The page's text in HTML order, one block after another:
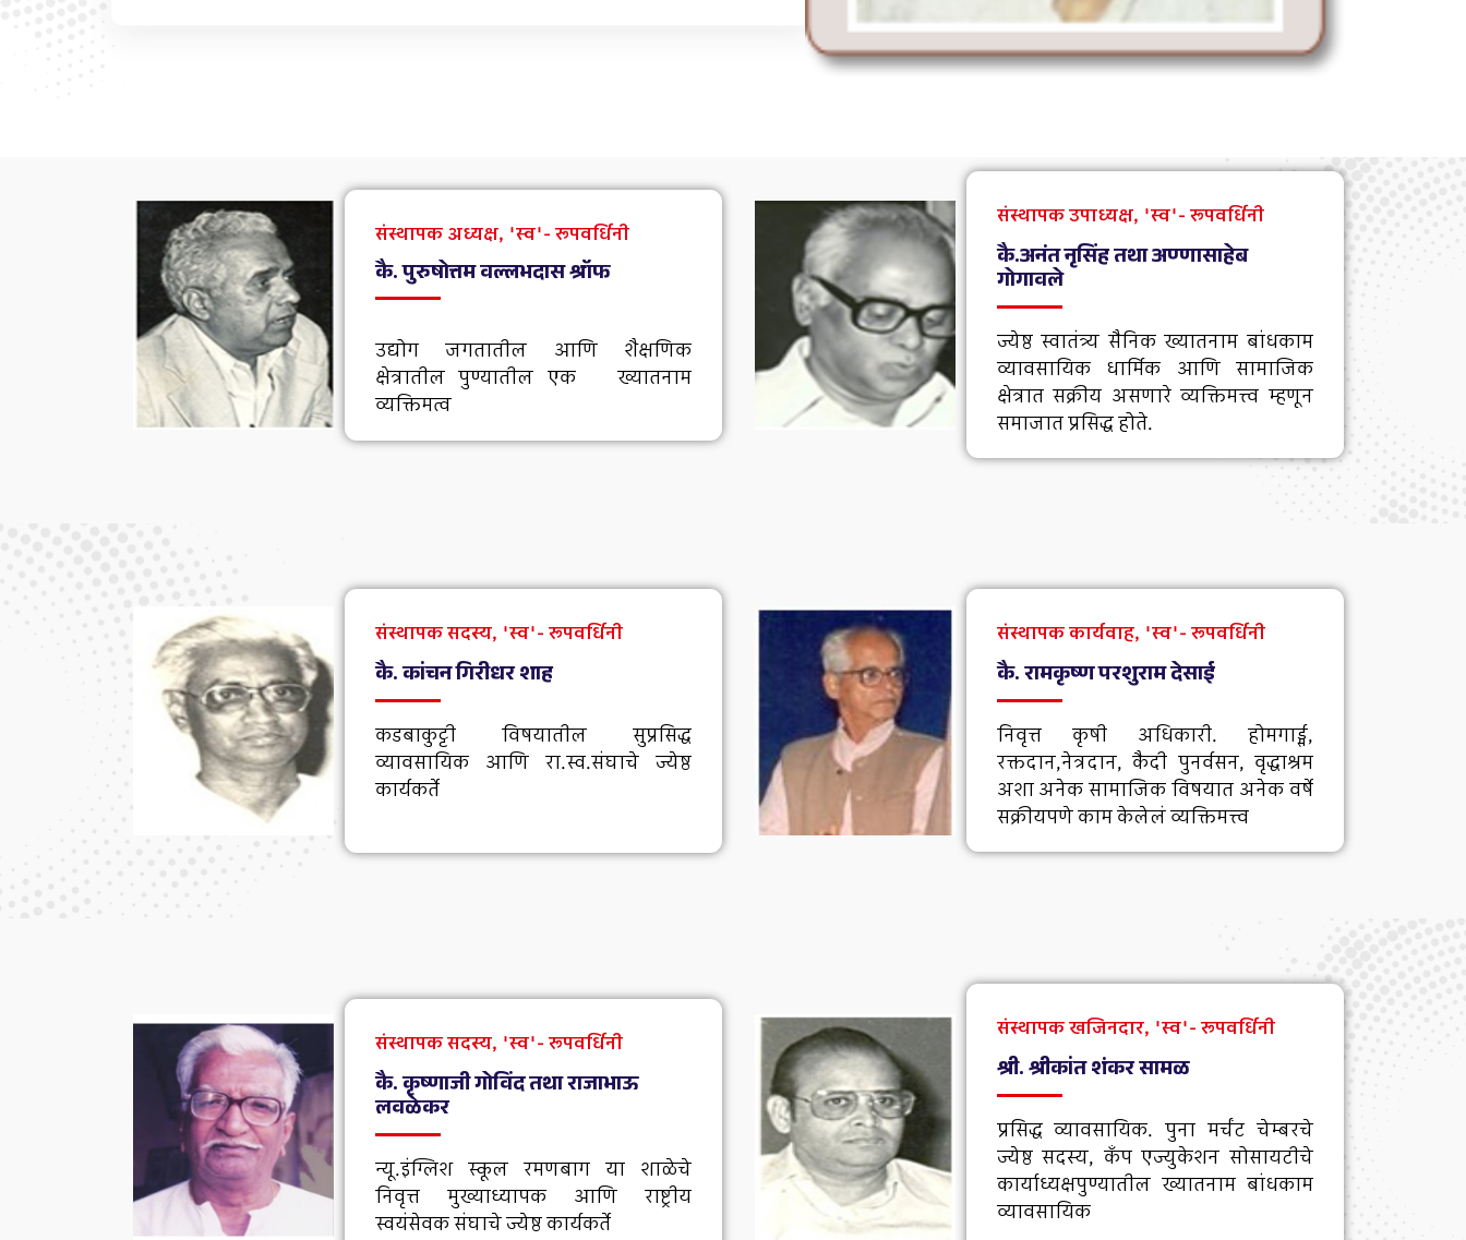
संस्थापक अध्यक्ष, 'स्व'- रूपवर्धिनी
कै. पुरुषोत्तम वल्लभदास श्रॉफ
उद्योग जगतातील आणि शैक्षणिक
क्षेत्रातील पुण्यातील एक ख्यातनाम
व्यक्तिमत्व
संस्थापक उपाध्यक्ष, 'स्व'- रूपवर्धिनी
कै.अनंत नृसिंह तथा ​​अण्णासाहेब
गोगावले
ज्येष्ठ स्वातंत्र्य सैनिक ख्यातनाम बांधकाम
व्यावसायिक धार्मिक आणि सामाजिक
क्षेत्रात सक्रीय असणारे व्यक्तिमत्त्व म्हणून
समाजात प्रसिद्ध होते.
संस्थापक सदस्य, 'स्व'- रूपवर्धिनी
कै. कांचन गिरीधर शाह
कडबाकुट्टी विषयातील सुप्रसिद्ध
व्यावसायिक आणि रा.स्व.संघाचे ज्येष्ठ
कार्यकर्ते
संस्थापक कार्यवाह, 'स्व'- रूपवर्धिनी
कै. रामकृष्ण परशुराम देसाई
निवृत्त कृषी अधिकारी. होमगार्ड्स,
रक्तदान,नेत्रदान, कैदी पुनर्वसन, वृद्धाश्रम
अशा अनेक सामाजिक विषयात अनेक वर्षे
सक्रीयपणे काम केलेलं व्यक्तिमत्त्व
संस्थापक सदस्य, 'स्व'- रूपवर्धिनी
कै. कृष्णाजी गोविंद तथा राजाभाऊ
लवळेकर
न्यू.इंग्लिश स्कूल रमणबाग या शाळेचे
निवृत्त मुख्याध्यापक आणि राष्ट्रीय
स्वयंसेवक संघाचे ज्येष्ठ कार्यकर्ते
संस्थापक खजिनदार, 'स्व'- रूपवर्धिनी​
श्री. श्रीकांत शंकर सामळ
प्रसिद्ध व्यावसायिक. पुना मर्चंट चेम्बरचे
ज्येष्ठ सदस्य, कँप एज्युकेशन सोसायटीचे
कार्याध्यक्षपुण्यातील ख्यातनाम बांधकाम
व्यावसायिक